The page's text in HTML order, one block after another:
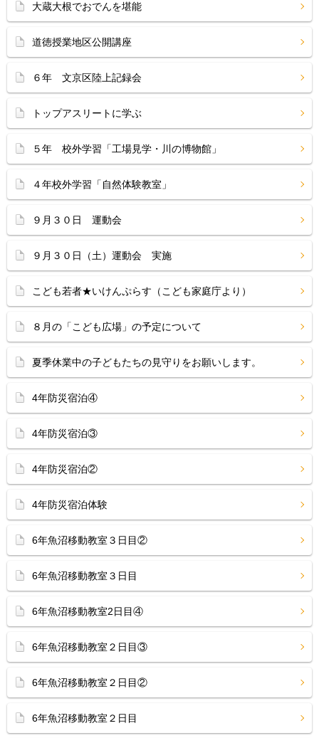
大蔵大根でおでんを堪能
道徳授業地区公開講座
６年 文京区陸上記録会
トップアスリートに学ぶ
５年 校外学習「工場見学・川の博物館」
４年校外学習「自然体験教室」
９月３０日 運動会
９月３０日（土）運動会 実施
こども若者★いけんぷらす（こども家庭庁より）
８月の「こども広場」の予定について
夏季休業中の子どもたちの見守りをお願いします。
4年防災宿泊④
4年防災宿泊③
4年防災宿泊②
4年防災宿泊体験
6年魚沼移動教室３日目②
6年魚沼移動教室３日目
6年魚沼移動教室2日目④
6年魚沼移動教室２日目③
6年魚沼移動教室２日目②
6年魚沼移動教室２日目